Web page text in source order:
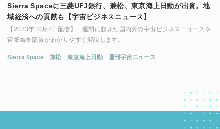
Sierra Spaceに三菱UFJ銀行、兼松、東京海上日動が出資。地
域経済への貢献も【宇宙ビジネスニュース】
【2023年10月2日配信】一週間に起きた国内外の宇宙ビジネスニュースを
宙畑編集部員がわかりやすく解説します。
Sierra Space 兼松 東京海上日動 週刊宇宙ニュース